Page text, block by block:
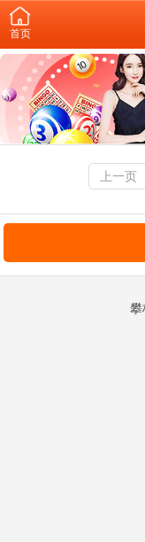
首页
上一页
攀